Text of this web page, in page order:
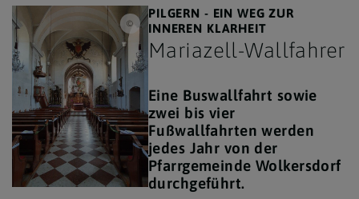
Silvia Eminger
PILGERN - EIN WEG ZUR
INNEREN KLARHEIT
Mariazell-Wallfahrer
Eine Buswallfahrt sowie
zwei bis vier
Fußwallfahrten werden
jedes Jahr von der
Pfarrgemeinde Wolkersdorf
durchgeführt.